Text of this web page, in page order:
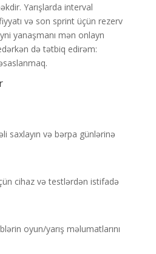
Yarışlarda interval
və son sprint üçün rezerv
yanaşmanı mən onlayn
də tətbiq edirəm:
saxlayın və bərpa günlərinə
cihaz və testlərdən istifadə
oyun/yarış məlumatlarını